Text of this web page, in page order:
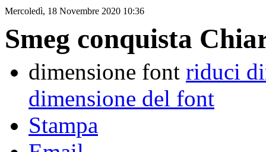
Mercoledì, 18 Novembre 2020 10:36
Smeg conquista
dimensione font riduci
dimensione del font
Stampa